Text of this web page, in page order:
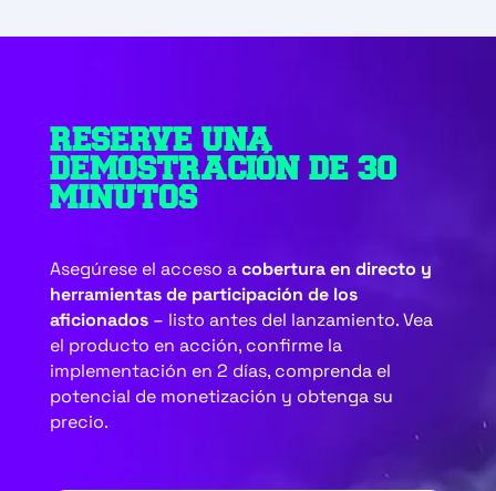
RESERVE UNA
DEMOSTRACIÓN DE 30
MINUTOS
Asegúrese el acceso acobertura en directo y
herramientas de participación de los
aficionados– listo antes del lanzamiento. Vea
el producto en acción, confirme la
implementación en 2 días, comprenda el
potencial de monetización y obtenga su
precio.